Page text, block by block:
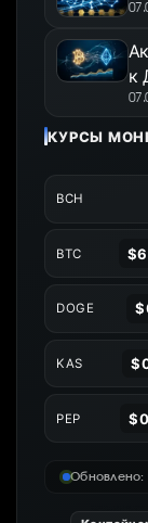
к
КУРСЫ
BCH
BTC
DOGE
KAS
PEP
Обновлено: